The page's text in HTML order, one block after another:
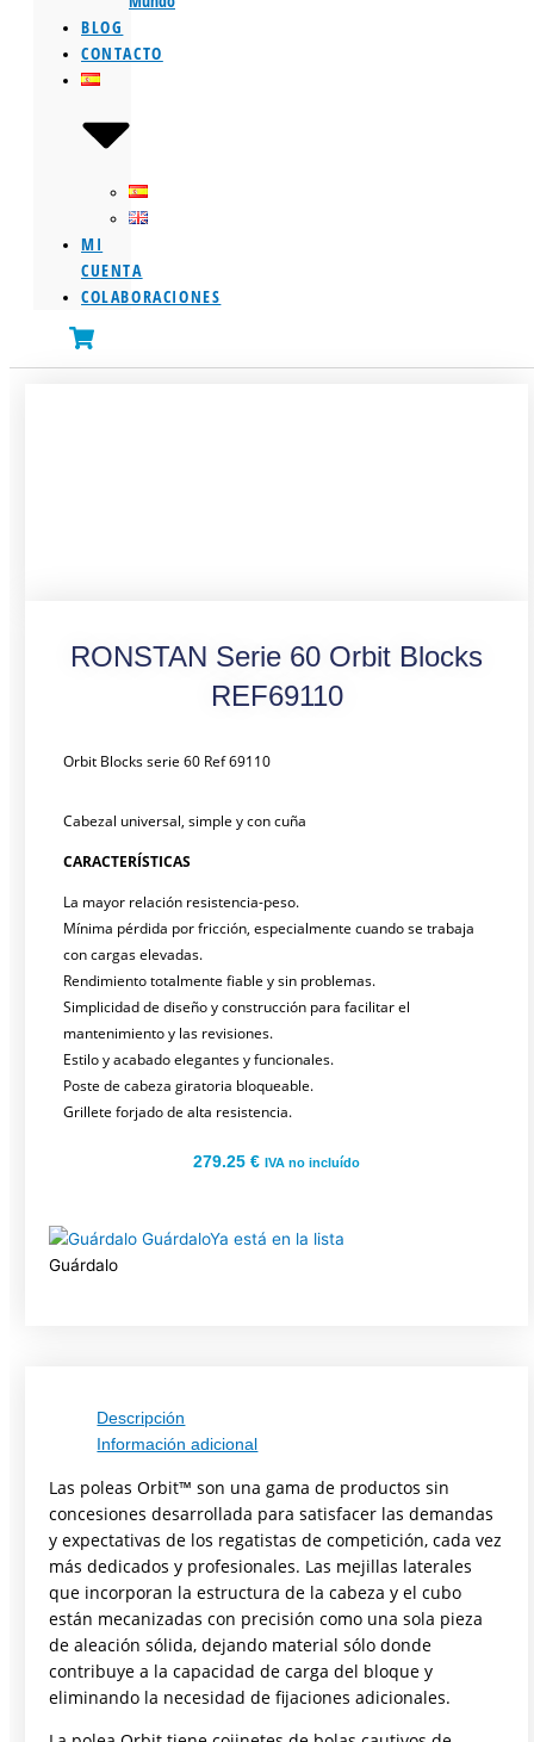
BLOG
CONTACTO
MI
CUENTA
COLABORACIONES
RONSTAN Serie 60 Orbit Blocks
REF69110
Orbit Blocks serie 60 Ref 69110
Cabezal universal, simple y con cuña
CARACTERÍSTICAS
La mayor relación resistencia-peso.
Mínima pérdida por fricción, especialmente cuando se trabaja
con cargas elevadas.
Rendimiento totalmente fiable y sin problemas.
Simplicidad de diseño y construcción para facilitar el
mantenimiento y las revisiones.
Estilo y acabado elegantes y funcionales.
Poste de cabeza giratoria bloqueable.
Grillete forjado de alta resistencia.
279.25 € IVA no incluído
GuárdaloYa está en la lista
Guárdalo
Descripción
Información adicional
Las poleas Orbit™ son una gama de productos sin
concesiones desarrollada para satisfacer las demandas
y expectativas de los regatistas de competición, cada vez
más dedicados y profesionales. Las mejillas laterales
que incorporan la estructura de la cabeza y el cubo
están mecanizadas con precisión como una sola pieza
de aleación sólida, dejando material sólo donde
contribuye a la capacidad de carga del bloque y
eliminando la necesidad de fijaciones adicionales.